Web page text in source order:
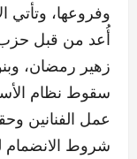
وفروعها، وتأتي
أُعد من قبل حزب
زهير رمضان،
سقوط نظام
عمل الفنانين
شروط الانضمام